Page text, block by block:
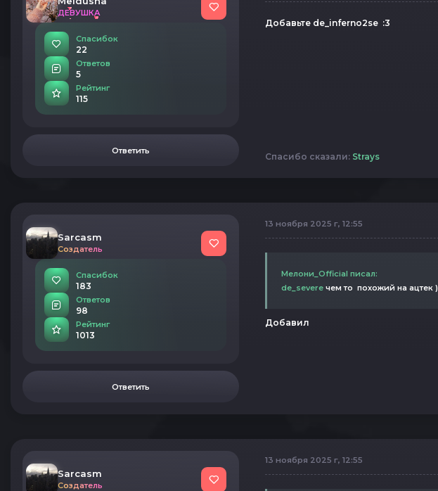
ДЕВУШКА
Спасибок
22
Ответов
5
Рейтинг
115
Ответить
Добавьте de_inferno2se :3
Спасибо сказали: Strays
Sarcasm
Создатель
Спасибок
183
Ответов
98
Рейтинг
1013
Ответить
13 ноября 2025 г, 12:55
Мелони_Official писал:
de_severeчем то похожий на ацтек )
Добавил
Sarcasm
Создатель
13 ноября 2025 г, 12:55